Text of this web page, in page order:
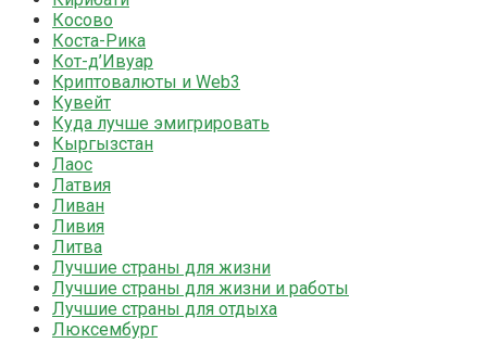
Косово
Коста-Рика
Кот-д’Ивуар
Криптовалюты и Web3
Кувейт
Куда лучше эмигрировать
Кыргызстан
Лаос
Латвия
Ливан
Ливия
Литва
Лучшие страны для жизни
Лучшие страны для жизни и работы
Лучшие страны для отдыха
Люксембург